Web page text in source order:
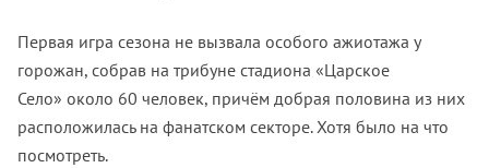
Первая игра сезона не вызвала особого ажиотажа у
горожан, собрав на трибуне стадиона «Царское
Село» около 60 человек, причём добрая половина из них
расположилась на фанатском секторе. Хотя было на что
посмотреть.